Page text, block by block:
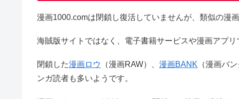
漫画1000.comは閉鎖し復活していませんが、類似の漫
海賊版サイトではなく、電子書籍サービスや漫画アプリ
閉鎖した漫画ロウ （漫画RAW）、 漫画BANK （漫画バン
ンガ読者も多いようです。